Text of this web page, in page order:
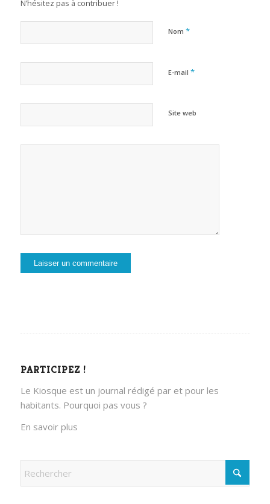
N’hésitez pas à contribuer !
Nom *
E-mail *
Site web
PARTICIPEZ !
Le Kiosque est un journal rédigé par et pour les
habitants. Pourquoi pas vous ?
En savoir plus